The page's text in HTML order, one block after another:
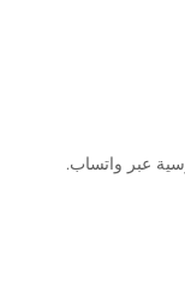
عبر واتساب.